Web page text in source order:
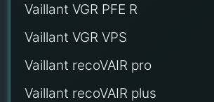
Vaillant VGR PFE R
Vaillant VGR VPS
Vaillant recoVAIR pro
Vaillant recoVAIR plus